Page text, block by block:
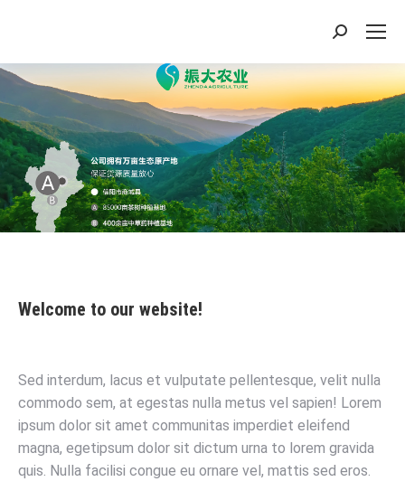
搜
Welcome to our website!
Sed interdum, lacus et vulputate pellentesque, velit nulla
commodo sem, at egestas nulla metus vel sapien! Lorem
ipsum dolor sit amet communitas imperdiet eleifend
magna, egetipsum dolor sit dictum urna to lorem gravida
quis. Nulla facilisi congue eu ornare vel, mattis sed eros.